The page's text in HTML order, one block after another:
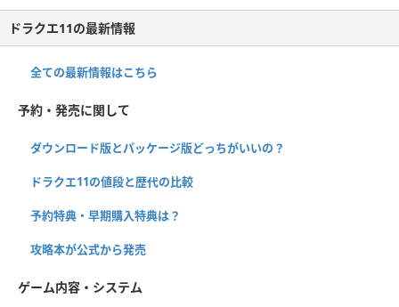
ドラクエ11の最新情報
全ての最新情報はこちら
予約・発売に関して
ダウンロード版とパッケージ版どっちがいいの？
ドラクエ11の値段と歴代の比較
予約特典・早期購入特典は？
攻略本が公式から発売
ゲーム内容・システム